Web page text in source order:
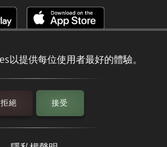
以提供每位使用者最好的體驗。
拒絕 接受